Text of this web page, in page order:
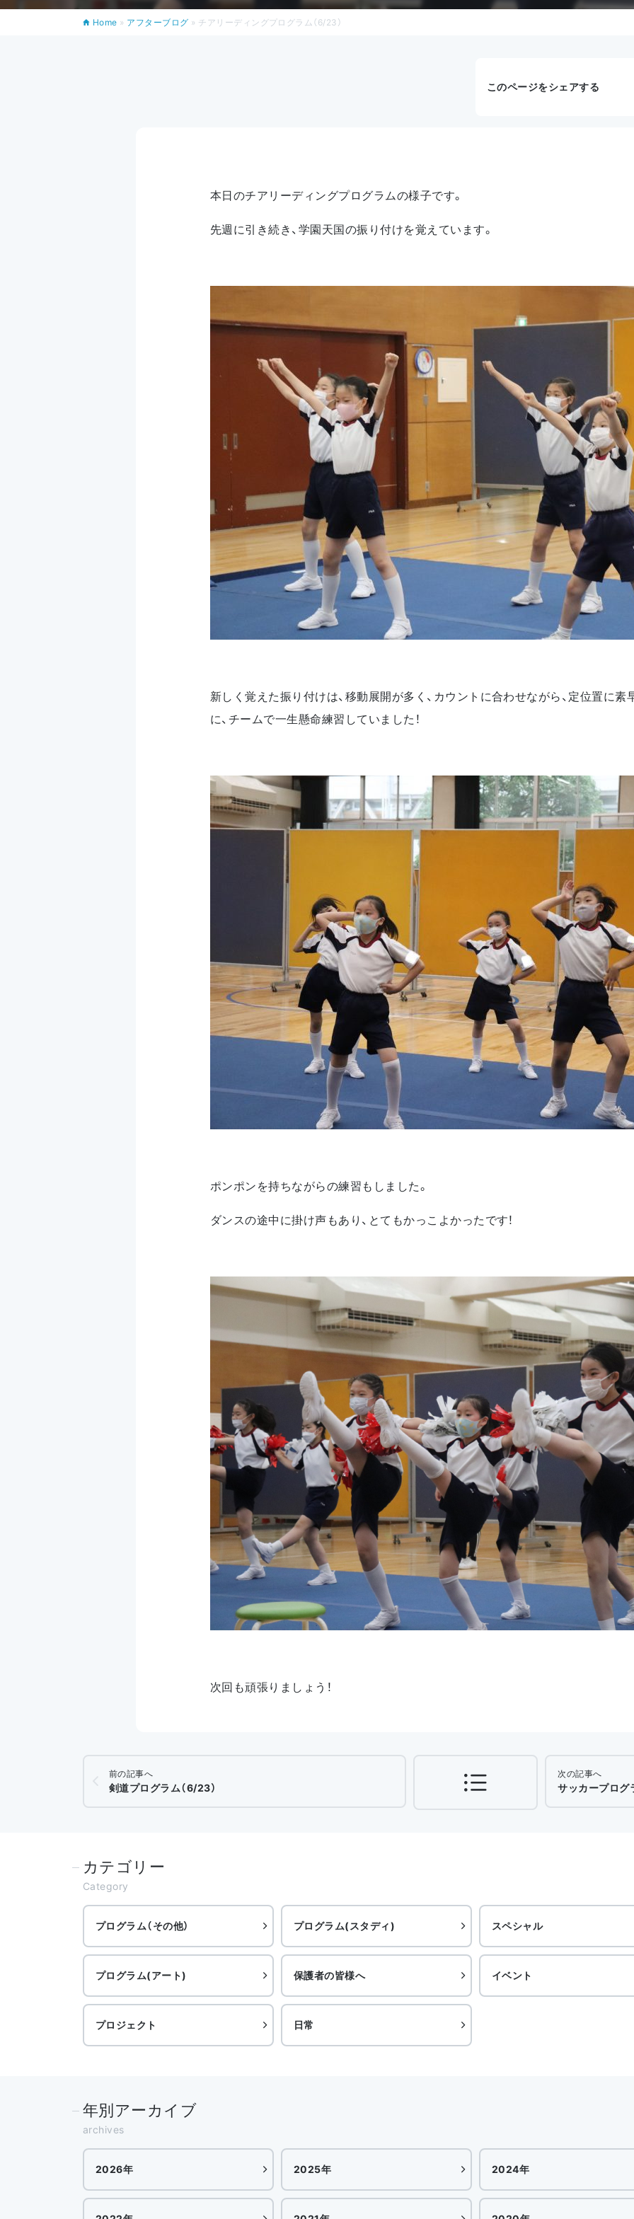
Home » アフターブログ » チアリーディングプログラム（6/23）
このページをシェアする
本日のチアリーディングプログラムの様子です。
先週に引き続き、学園天国の振り付けを覚えています。
新しく覚えた振り付けは、移動展開が多く、カウントに合わせながら、定位置に
に、チームで一生懸命練習していました！
ポンポンを持ちながらの練習もしました。
ダンスの途中に掛け声もあり、とてもかっこよかったです！
次回も頑張りましょう！
前の記事へ
剣道プログラム（6/23）
次の記事へ
サッカープログ
カテゴリー
Category
プログラム（その他） プログラム(スタディ) スペシャル
プログラム(アート) 保護者の皆様へ イベント
プロジェクト 日常
年別アーカイブ
archives
2026年 2025年 2024年